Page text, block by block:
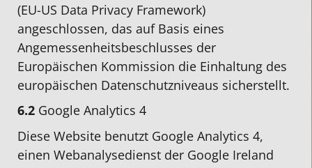
(EU-US Data Privacy Framework)
angeschlossen, das auf Basis eines
Angemessenheitsbeschlusses der
Europäischen Kommission die Einhaltung des
europäischen Datenschutzniveaus sicherstellt.
6.2 Google Analytics 4
Diese Website benutzt Google Analytics 4,
einen Webanalysedienst der Google Ireland